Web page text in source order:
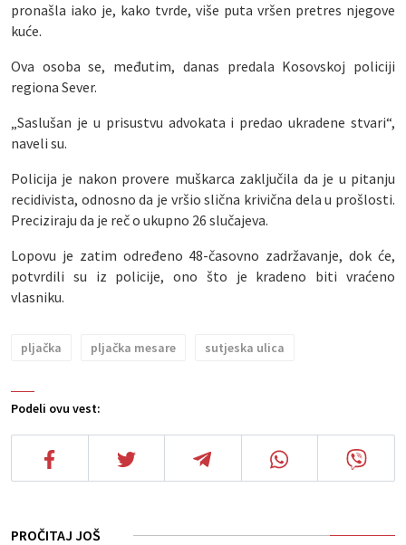
Podeli ovu vest:
pronašla iako je, kako tvrde, više puta vršen pretres njegove
kuće.
Ova osoba se, međutim, danas predala Kosovskoj policiji
regiona Sever.
„Saslušan je u prisustvu advokata i predao ukradene stvari“,
naveli su.
Policija je nakon provere muškarca zaključila da je u pitanju
recidivista, odnosno da je vršio slična krivična dela u prošlosti.
Preciziraju da je reč o ukupno 26 slučajeva.
Lopovu je zatim određeno 48-časovno zadržavanje, dok će,
potvrdili su iz policije, ono što je kradeno biti vraćeno
vlasniku.
pljačka pljačka mesare sutjeska ulica
PROČITAJ JOŠ